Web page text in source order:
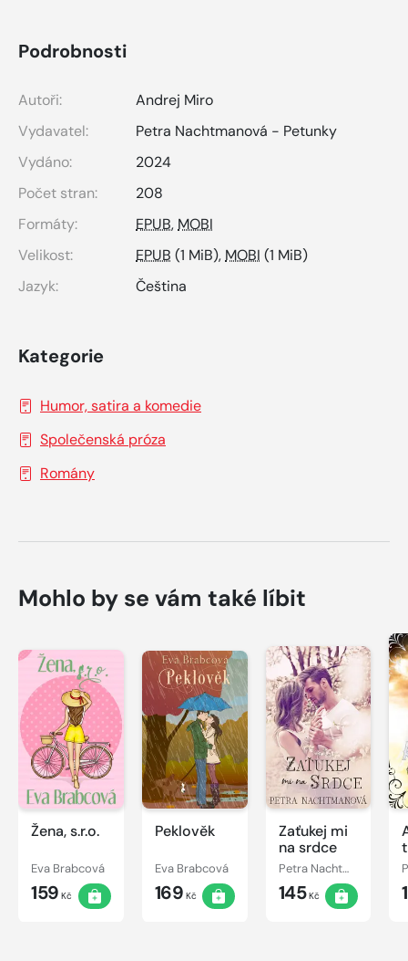
Podrobnosti
Autoři:
Andrej Miro
Vydavatel:
Petra Nachtmanová - Petunky
Vydáno:
2024
Počet stran:
208
Formáty:
EPUB, MOBI
Velikost:
EPUB (1 MiB), MOBI (1 MiB)
Jazyk:
Čeština
Kategorie
Humor, satira a komedie
Společenská próza
Romány
Mohlo by se vám také líbit
Žena, s.r.o.
Eva Brabcová
159 Kč
Peklověk
Eva Brabcová
169 Kč
Zaťukej mi
na srdce
Petra Nachtmanová
145Kč